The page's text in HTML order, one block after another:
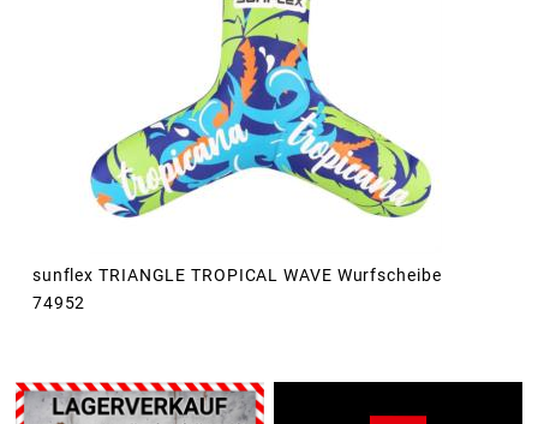
sunflex TRIANGLE TROPICAL WAVE Wurfscheibe
74952